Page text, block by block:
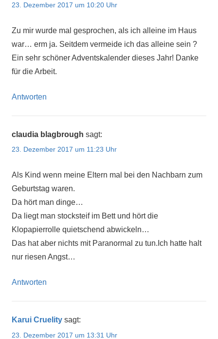
23. Dezember 2017 um 10:20 Uhr
Zu mir wurde mal gesprochen, als ich alleine im Haus
war… erm ja. Seitdem vermeide ich das alleine sein ?
Ein sehr schöner Adventskalender dieses Jahr! Danke
für die Arbeit.
Antworten
claudia blagbrough sagt:
23. Dezember 2017 um 11:23 Uhr
Als Kind wenn meine Eltern mal bei den Nachbarn zum
Geburtstag waren.
Da hört man dinge…
Da liegt man stocksteif im Bett und hört die
Klopapierrolle quietschend abwickeln…
Das hat aber nichts mit Paranormal zu tun.Ich hatte halt
nur riesen Angst…
Antworten
Karui Cruelity sagt:
23. Dezember 2017 um 13:31 Uhr